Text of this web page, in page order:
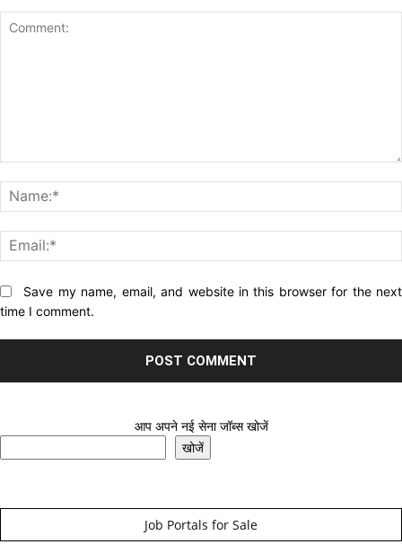
Website:Save my name, email, and website in this browser for the next
time I comment.
आप अपने नई सेना जॉब्स खोजें
खोजें
Job Portals for Sale